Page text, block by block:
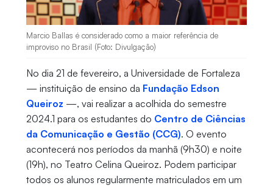
Marcio Ballas é considerado como a maior referência de
improviso no Brasil (Foto: Divulgação)
No dia 21 de fevereiro, a Universidade de Fortaleza
— instituição de ensino da Fundação Edson
Queiroz —, vai realizar a acolhida do semestre
2024.1 para os estudantes do Centro de Ciências
da Comunicação e Gestão (CCG). O evento
acontecerá nos períodos da manhã (9h30) e noite
(19h), no Teatro Celina Queiroz. Podem participar
todos os alunos regularmente matriculados em um